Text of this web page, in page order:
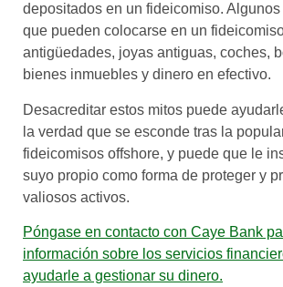
depositados en un fideicomiso.
que pueden colocarse en un
antigüedades, joyas antiguas, coches,
bienes inmuebles y dinero en efectivo.
Desacreditar estos mitos puede
la verdad que se esconde tras la
fideicomisos offshore, y puede que le
suyo propio como forma de proteger y
valiosos activos.
Póngase en contacto con Caye Bank
información sobre los servicios
ayudarle a gestionar su dinero.